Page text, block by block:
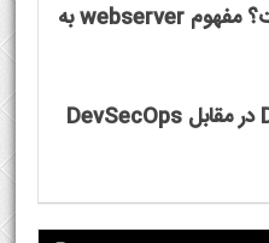
وب سرور چیست؟ مفهوم webserver به
تعریف DevOps در مقابل DevSecOps